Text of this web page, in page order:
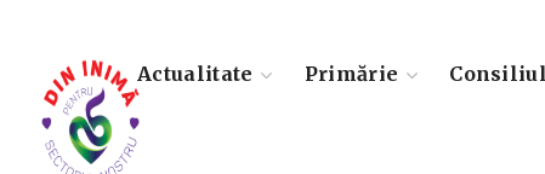
Actualitate Primărie